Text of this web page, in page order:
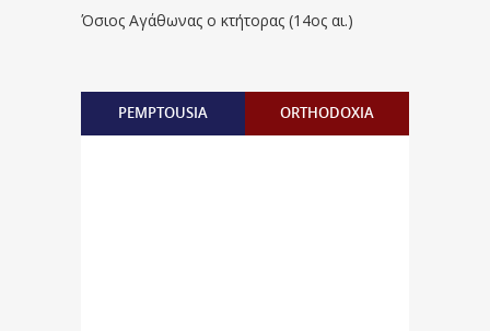
Όσιος Αγάθωνας ο κτήτορας (14ος αι.)
PEMPTOUSIA ORTHODOXIA